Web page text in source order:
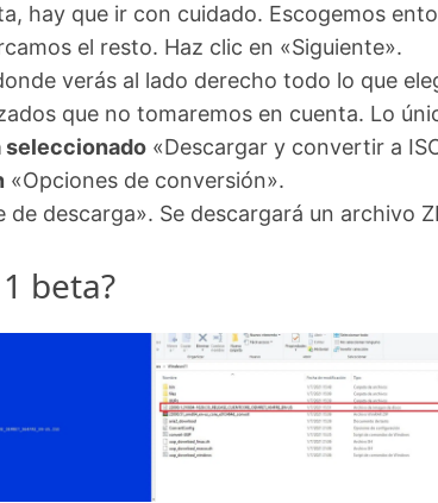
hay que ir con cuidado. Escogemos
el resto. Haz clic en «Siguiente».
verás al lado derecho todo lo que
que no tomaremos en cuenta. Lo
seleccionado «Descargar y convertir a
«Opciones de conversión».
descarga». Se descargará un archivo
beta?